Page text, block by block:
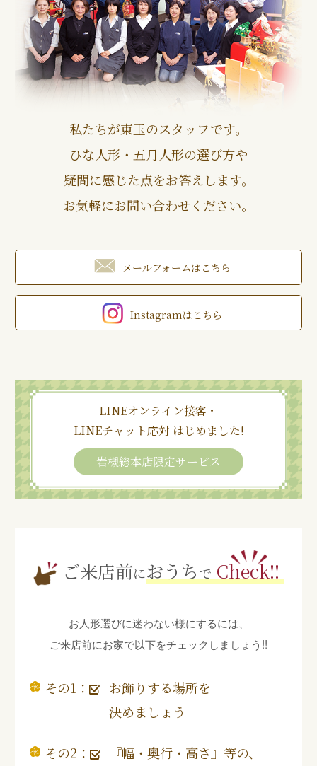
私たちが東玉のスタッフです。
ひな人形・五月人形の選び方や
疑問に感じた点をお答えします。
お気軽にお問い合わせください。
メールフォームはこちら
Instagramはこちら
LINEオンライン接客・
LINEチャット応対 はじめました!
岩槻総本店限定サービス
ご来店前におうちで Check!!
お人形選びに迷わない様にするには、
ご来店前にお家で以下をチェックしましょう!!
その1：
お飾りする場所を
決めましょう
その2：
『幅・奥行・高さ』等の、